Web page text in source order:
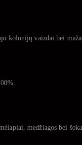
kolonijų vaizdai bei
medžiagos bei